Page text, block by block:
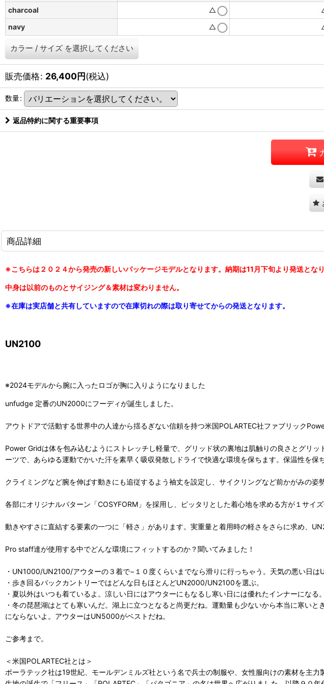
charcoal △
navy
△
カラー / サイズ を選択してください
販売価格: 26,400円(税込)
数量:
返品特約に関する重要事項
商品詳細
※こちらは２０２４から発売の新しいパッケージモデルとなります。納期は11月下旬より発送となり
中身は以前のものとサイジング＆素材は変わりません。
※在庫は実店舗と共有していますので在庫切れの際は取り寄せてからの発送となります。
UN2100
※2024モデルから腕に入ったロゴが胸に入りようになりました
unfudge 定番のUN2000にフーディが誕生しました。
アウトドアで活動する世界中の人達から揺るぎない信頼を持つ米国POLARTEC社ファブリック
Power Gridは体を包み込むようにストレッチし軽量で、グリッド状の裏地は肌触りの良さとグリ
ーツで、あらゆる運動でかいた汗を素早く吸収発散しドライで快適な環境を保ちます。保温性を保
クライミングなど腕を伸ばす動きにも追従するよう袖丈を設定し、サイクリングなど前かがみの姿
各部にオリジナルパターン「COSYFORM」を採用し、ピッタリとした着心地を求める方が１サイ
動きやすさに直結する要素の一つに「軽さ」があります。実重量と着用時の軽さをさらに求め、
Pro staff達が使用する中でどんな環境にフィットするのか？聞いてみました！
・UN1000/UN2100/アウターの３着で−１０度くらいまでなら滑りに行っちゃう。天気の悪い日
・歩き回るバックカントリーではどんな日もほとんどUN2000/UN2100を選ぶ。
・夏以外はいつも着ているよ。涼しい日にはアウターにもなるし寒い日には優れたインナーになる
・冬の琵琶湖はとても寒いんだ。湖上に立つとなると尚更だね。運動量も少ないから本当に寒
にならないよ。アウターはUN5000がベストだね。
ご参考まで。
＜米国POLARTEC社とは＞
ポーラテック社は19世紀、モールデンミルズ社という名で兵士の制服や、女性服向けの素材を主